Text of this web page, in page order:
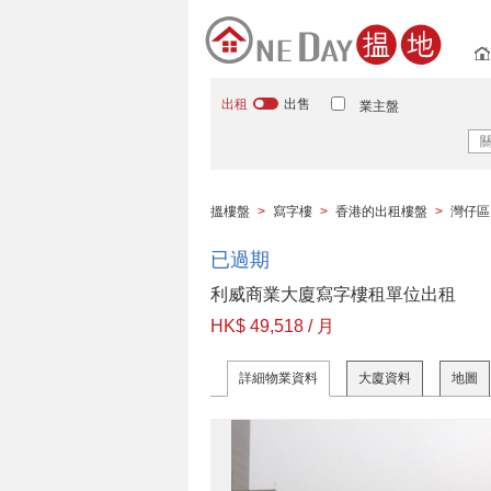
出租 出售 業主盤
搵樓盤 > 寫字樓 > 香港的出租樓盤 > 灣仔區
已過期
利威商業大廈寫字樓租單位出租
HK$ 49,518 / 月
詳細物業資料 大廈資料 地圖